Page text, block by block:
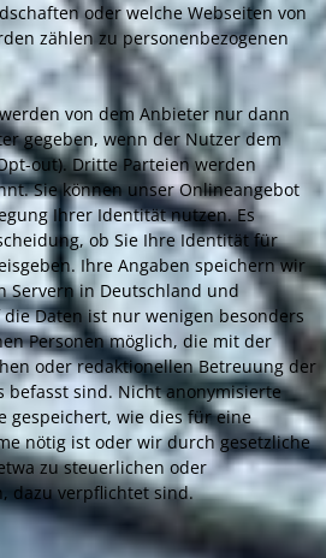
oder welche Webseiten von
zählen zu personenbezogenen
von dem Anbieter nur dann
gegeben, wenn der Nutzer dem
out). Dritte Parteien werden
Sie können unser Onlineangebot
Ihrer Identität nutzen. Es
ob Sie Ihre Identität für
Ihre Angaben speichern wir
Servern in Deutschland und
Daten ist nur wenigen besonders
Personen möglich, die mit der
oder redaktionellen Betreuung der
befasst sind. Nicht anonymisierte
gespeichert, wie dies für eine
nötig ist oder wir durch gesetzliche
zu steuerlichen oder
dazu verpflichtet sind.